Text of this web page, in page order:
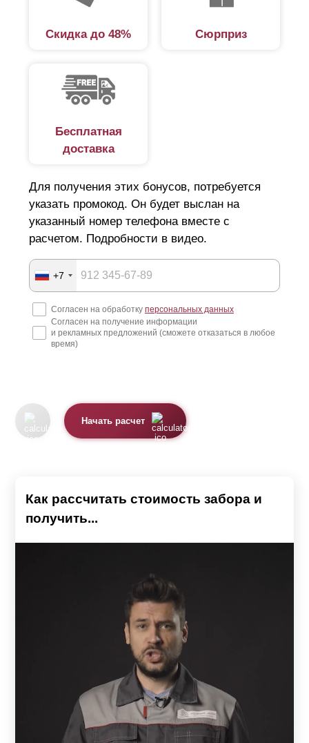
Скидка до 48% Сюрприз
Бесплатная
доставка
Для получения этих бонусов, потребуется
указать промокод. Он будет выслан на
указанный номер телефона вместе с
расчетом. Подробности в видео.
+7
Согласен на обработку персональных данных
Согласен на получение информации
и рекламных предложений (сможете отказаться в любое
время)
Начать расчет
Как рассчитать стоимость забора и
получить...